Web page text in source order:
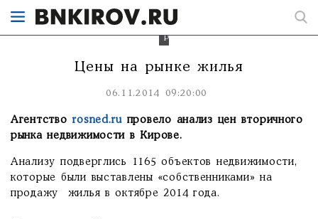
498
рублей
Цены на рынке жилья
06.11.2014 09:20:00
Агентствоrosned.ruпровело анализ цен вторичного
рынка недвижимости в Кирове.
Анализу подверглись 1165 объектов недвижимости,
которые были выставлены «собственниками» на
продажу жилья в октябре 2014 года.